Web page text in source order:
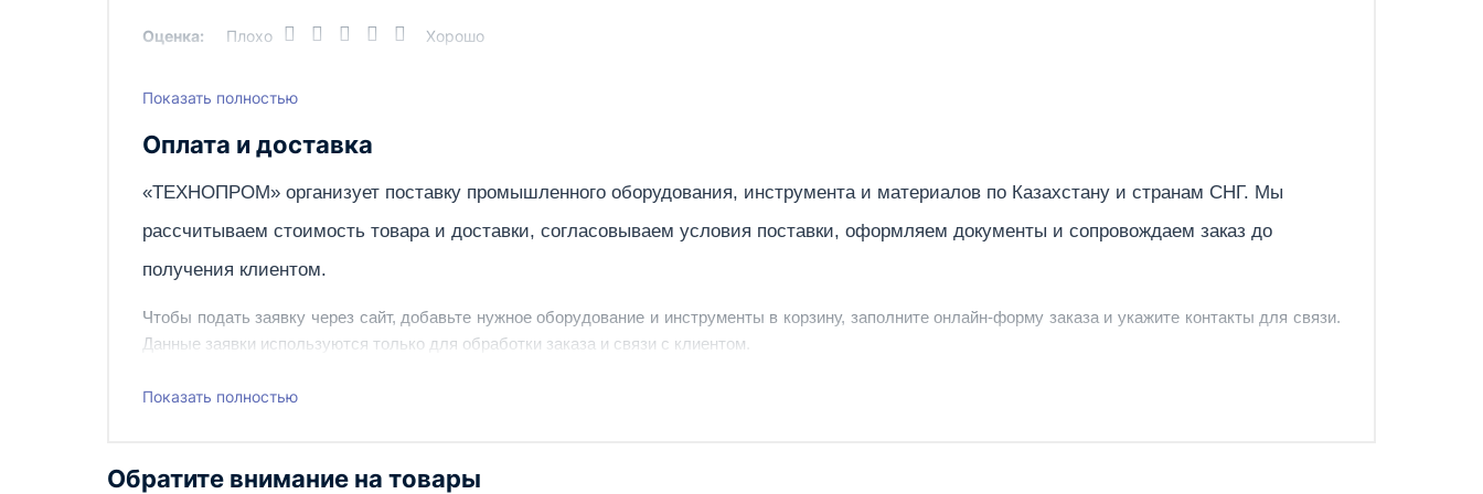
Оценка: Плохо Хорошо
Написать отзыв
Показать полностью
Оплата и доставка
«ТЕХНОПРОМ» организует поставку промышленного оборудования, инструмента и материалов по Казахстану и странам СНГ. Мы
рассчитываем стоимость товара и доставки, согласовываем условия поставки, оформляем документы и сопровождаем заказ до
получения клиентом.
Чтобы подать заявку через сайт, добавьте нужное оборудование и инструменты в корзину, заполните онлайн-форму заказа и укажите контакты для связи.
Данные заявки используются только для обработки заказа и связи с клиентом.
Наш сотрудник свяжется с вами, чтобы подтвердить заявку, уточнить детали, рассчитать стоимость поставки и предложить удобный вариант доставки.
Показать полностью
Обратите внимание на товары